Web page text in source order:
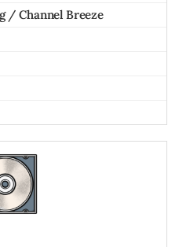
/ Channel Breeze